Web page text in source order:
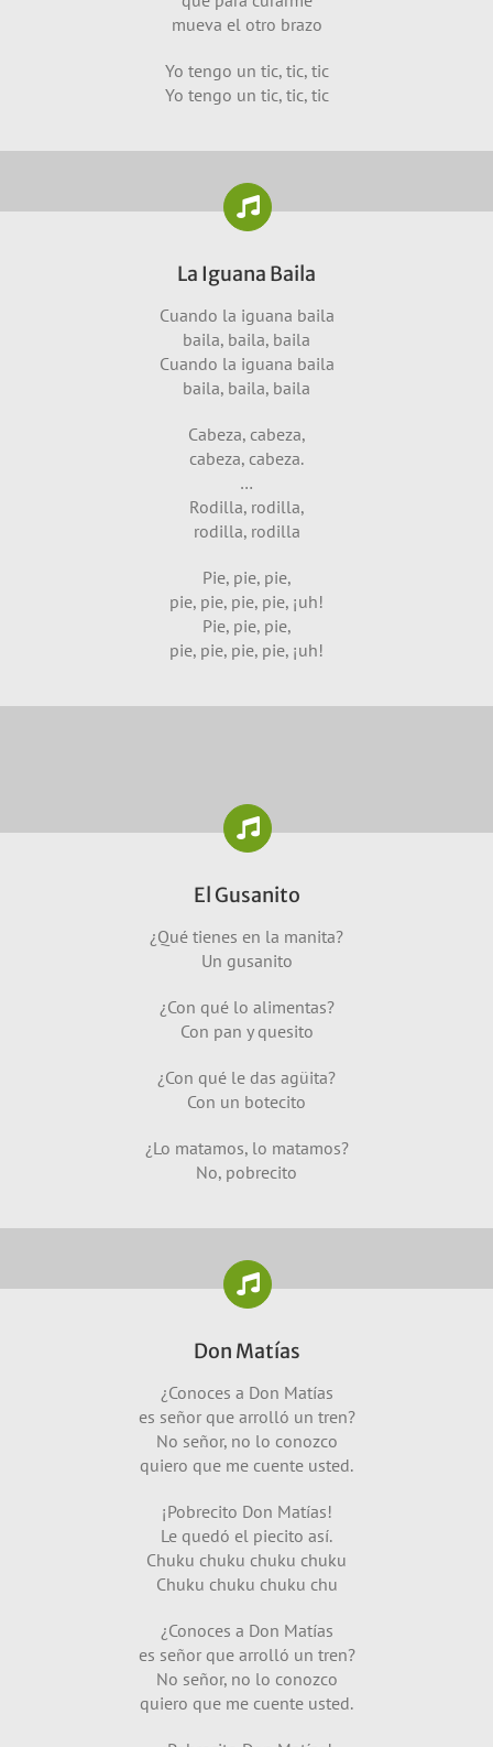
mueva el otro brazo
Yo tengo un tic, tic, tic
Yo tengo un tic, tic, tic
La Iguana Baila
Cuando la iguana baila
baila, baila, baila
Cuando la iguana baila
baila, baila, baila
Cabeza, cabeza,
cabeza, cabeza.
…
Rodilla, rodilla,
rodilla, rodilla
Pie, pie, pie,
pie, pie, pie, pie, ¡uh!
Pie, pie, pie,
pie, pie, pie, pie, ¡uh!
El Gusanito
¿Qué tienes en la manita?
Un gusanito
¿Con qué lo alimentas?
Con pan y quesito
¿Con qué le das agüita?
Con un botecito
¿Lo matamos, lo matamos?
No, pobrecito
Don Matías
¿Conoces a Don Matías
es señor que arrolló un tren?
No señor, no lo conozco
quiero que me cuente usted.
¡Pobrecito Don Matías!
Le quedó el piecito así.
Chuku chuku chuku chuku
Chuku chuku chuku chu
¿Conoces a Don Matías
es señor que arrolló un tren?
No señor, no lo conozco
quiero que me cuente usted.